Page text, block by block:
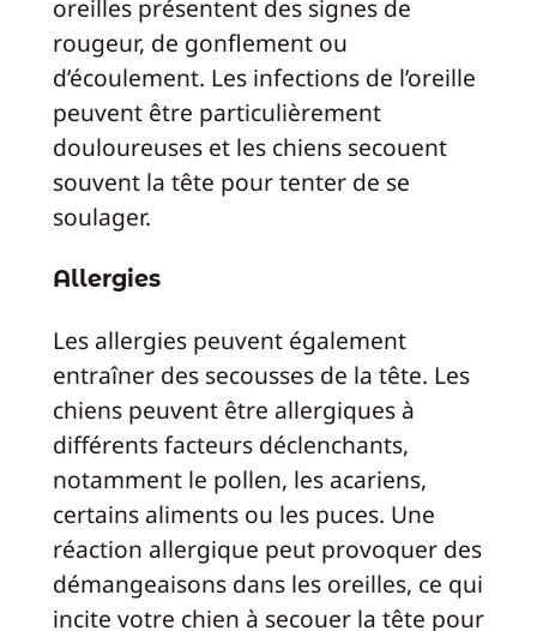
oreilles présentent des signes de
rougeur, de gonflement ou
d’écoulement. Les infections de l’oreille
peuvent être particulièrement
douloureuses et les chiens secouent
souvent la tête pour tenter de se
soulager.
Allergies
Les allergies peuvent également
entraîner des secousses de la tête. Les
chiens peuvent être allergiques à
différents facteurs déclenchants,
notamment le pollen, les acariens,
certains aliments ou les puces. Une
réaction allergique peut provoquer des
démangeaisons dans les oreilles, ce qui
incite votre chien à secouer la tête pour